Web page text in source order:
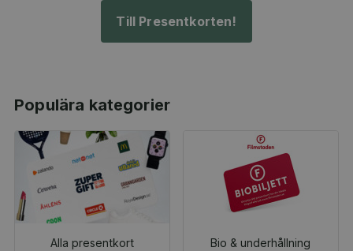
Till Presentkorten!
Populära kategorier
Alla presentkort Bio & underhållning